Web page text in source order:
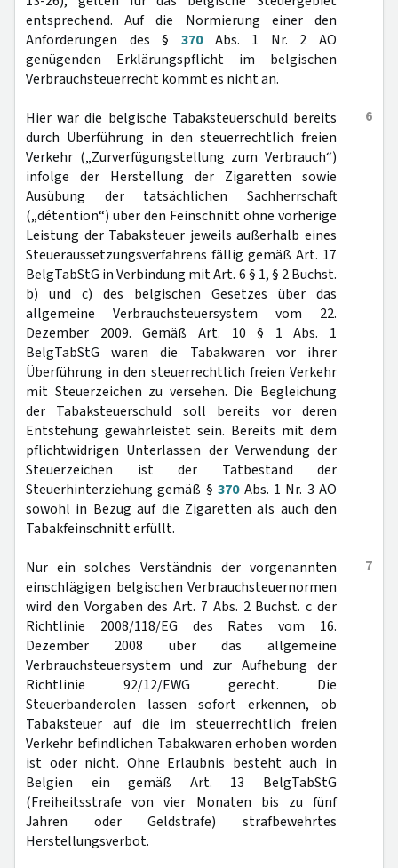
entsprechend. Auf die Normierung einer den
Anforderungen des § 370Abs. 1 Nr. 2 AO
genügenden Erklärungspflicht im belgischen
Verbrauchsteuerrecht kommt es nicht an.
6
Hier war die belgische Tabaksteuerschuld bereits
durch Überführung in den steuerrechtlich freien
Verkehr („Zurverfügungstellung zum Verbrauch“)
infolge der Herstellung der Zigaretten sowie
Ausübung der tatsächlichen Sachherrschaft
(„détention“) über den Feinschnitt ohne vorherige
Leistung der Tabaksteuer jeweils außerhalb eines
Steueraussetzungsverfahrens fällig gemäß Art. 17
BelgTabStG in Verbindung mit Art. 6 § 1, § 2 Buchst.
b) und c) des belgischen Gesetzes über das
allgemeine Verbrauchsteuersystem vom 22.
Dezember 2009. Gemäß Art. 10 § 1 Abs. 1
BelgTabStG waren die Tabakwaren vor ihrer
Überführung in den steuerrechtlich freien Verkehr
mit Steuerzeichen zu versehen. Die Begleichung
der Tabaksteuerschuld soll bereits vor deren
Entstehung gewährleistet sein. Bereits mit dem
pflichtwidrigen Unterlassen der Verwendung der
Steuerzeichen ist der Tatbestand der
Steuerhinterziehung gemäß §370Abs. 1 Nr. 3 AO
sowohl in Bezug auf die Zigaretten als auch den
Tabakfeinschnitt erfüllt.
7
Nur ein solches Verständnis der vorgenannten
einschlägigen belgischen Verbrauchsteuernormen
wird den Vorgaben des Art. 7 Abs. 2 Buchst. c der
Richtlinie 2008/118/EG des Rates vom 16.
Dezember 2008 über das allgemeine
Verbrauchsteuersystem und zur Aufhebung der
Richtlinie 92/12/EWG gerecht. Die
Steuerbanderolen lassen sofort erkennen, ob
Tabaksteuer auf die im steuerrechtlich freien
Verkehr befindlichen Tabakwaren erhoben worden
ist oder nicht. Ohne Erlaubnis besteht auch in
Belgien ein gemäß Art. 13 BelgTabStG
(Freiheitsstrafe von vier Monaten bis zu fünf
Jahren oder Geldstrafe) strafbewehrtes
Herstellungsverbot.